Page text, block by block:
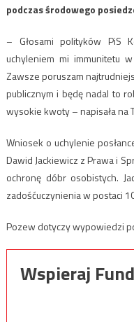
podczas środowego
– Głosami polityków PiS
uchyleniem mi immunitetu
Zawsze poruszam
publicznym i będę nadal to
wysokie kwoty – napisała na
Wniosek o uchylenie
Dawid Jackiewicz z Prawa i
ochronę dóbr osobistych.
zadośćuczynienia w postaci
Pozew dotyczy wypowiedzi
Wspieraj